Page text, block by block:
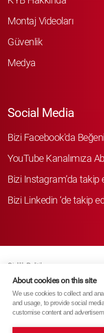
Montaj Videoları
Güvenlik
Medya
Social Media
Bizi Facebook'da
YouTube Kanalımıza
Bizi Instagram’da takip
Bizi Linkedin ‘de takip
Gizlilik Politikası
Business Partner Privacy
Çerez Poli̇ti̇kasi
Modern Slavery Act Policy
About cookies on this site
We use cookies to collect and
and usage, to provide social
customise content and